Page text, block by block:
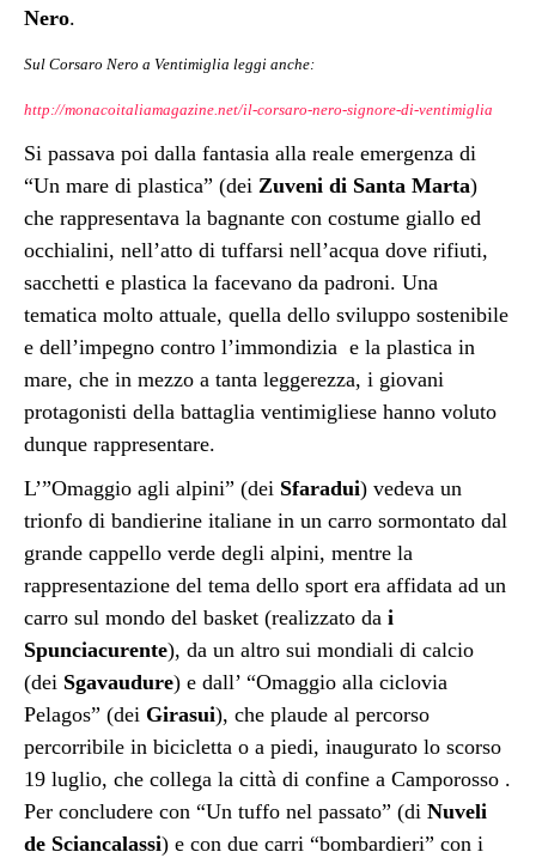
Nero.
Sul Corsaro Nero a Ventimiglia leggi anche:
http://monacoitaliamagazine.net/il-corsaro-nero-signore-di-ventimiglia
Si passava poi dalla fantasia alla reale emergenza di
“Un mare di plastica” (dei Zuveni di Santa Marta)
che rappresentava la bagnante con costume giallo ed
occhialini, nell’atto di tuffarsi nell’acqua dove rifiuti,
sacchetti e plastica la facevano da padroni. Una
tematica molto attuale, quella dello sviluppo sostenibile
e dell’impegno contro l’immondizia e la plastica in
mare, che in mezzo a tanta leggerezza, i giovani
protagonisti della battaglia ventimigliese hanno voluto
dunque rappresentare.
L’”Omaggio agli alpini” (dei Sfaradui) vedeva un
trionfo di bandierine italiane in un carro sormontato dal
grande cappello verde degli alpini, mentre la
rappresentazione del tema dello sport era affidata ad un
carro sul mondo del basket (realizzato da i
Spunciacurente), da un altro sui mondiali di calcio
(dei Sgavaudure) e dall’ “Omaggio alla ciclovia
Pelagos” (dei Girasui), che plaude al percorso
percorribile in bicicletta o a piedi, inaugurato lo scorso
19 luglio, che collega la città di confine a Camporosso .
Per concludere con “Un tuffo nel passato” (di Nuveli
de Sciancalassi) e con due carri “bombardieri” con i